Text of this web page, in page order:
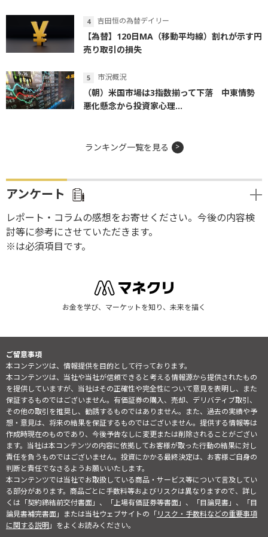
吉田恒の為替デイリー
【為替】120日MA（移動平均線）割れが示す円
売り取引の損失
市況概況
（朝）米国市場は3指数揃って下落 中東情勢
悪化懸念から投資家心理...
ランキング一覧を見る
アンケート
レポート・コラムの感想をお寄せください。今後の内容検
討等に参考にさせていただきます。
※は必須項目です。
お金を学び、マーケットを知り、未来を描く
ご留意事項
本コンテンツは、情報提供を目的として行っております。
本コンテンツは、当社や当社が信頼できると考える情報源から提供されたもの
を提供していますが、当社はその正確性や完全性について意見を表明し、また
保証するものではございません。有価証券の購入、売却、デリバティブ取引、
その他の取引を推奨し、勧誘するものではありません。また、過去の実績や予
想・意見は、将来の結果を保証するものではございません。提供する情報等は
作成時現在のものであり、今後予告なしに変更または削除されることがござい
ます。当社は本コンテンツの内容に依拠してお客様が取った行動の結果に対し
責任を負うものではございません。投資にかかる最終決定は、お客様ご自身の
判断と責任でなさるようお願いいたします。
本コンテンツでは当社でお取扱している商品・サービス等について言及してい
る部分があります。商品ごとに手数料等およびリスクは異なりますので、詳し
くは「契約締結前交付書面」、「上場有価証券等書面」、「目論見書」、「目
論見書補完書面」または当社ウェブサイトの「リスク・手数料などの重要事項
に関する説明」をよくお読みください。